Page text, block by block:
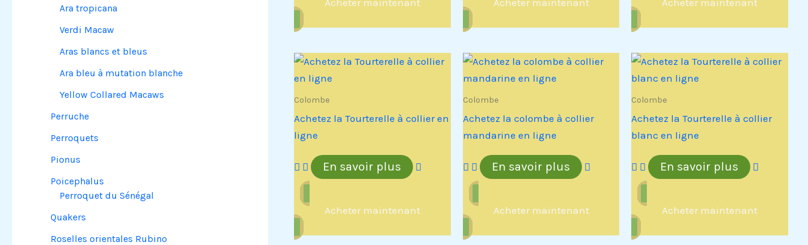
Ara tropicana
Verdi Macaw
Aras blancs et bleus
Ara bleu à mutation blanche
Yellow Collared Macaws
Perruche
Perroquets
Pionus
Poicephalus
Perroquet du Sénégal
Quakers
Roselles orientales Rubino
Colombe
Achetez la Tourterelle à collier en
ligne
En savoir plus
Acheter maintenant
Colombe
Achetez la colombe à collier
mandarine en ligne
En savoir plus
Acheter maintenant
Colombe
Achetez la Tourterelle à collier
blanc en ligne
En savoir plus
Acheter maintenant